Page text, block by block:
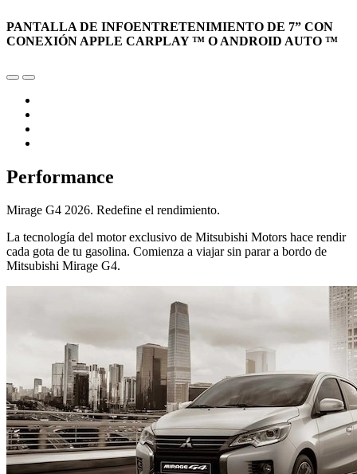
PANTALLA DE INFOENTRETENIMIENTO DE 7” CON
CONEXIÓN APPLE CARPLAY ™ O ANDROID AUTO ™
Performance
Mirage G4 2026. Redefine el rendimiento.
La tecnología del motor exclusivo de Mitsubishi Motors hace rendir
cada gota de tu gasolina. Comienza a viajar sin parar a bordo de
Mitsubishi Mirage G4.